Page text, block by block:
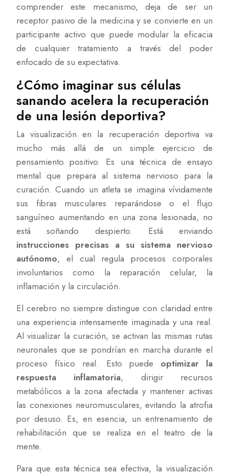
comprender este mecanismo, deja de ser un
receptor pasivo de la medicina y se convierte en un
participante activo que puede modular la eficacia
de cualquier tratamiento a través del poder
enfocado de su expectativa.
¿Cómo imaginar sus células
sanando acelera la recuperación
de una lesión deportiva?
La visualización en la recuperación deportiva va
mucho más allá de un simple ejercicio de
pensamiento positivo. Es una técnica de ensayo
mental que prepara al sistema nervioso para la
curación. Cuando un atleta se imagina vívidamente
sus fibras musculares reparándose o el flujo
sanguíneo aumentando en una zona lesionada, no
está soñando despierto. Está enviando
instrucciones precisas a su sistema nervioso
autónomo, el cual regula procesos corporales
involuntarios como la reparación celular, la
inflamación y la circulación.
El cerebro no siempre distingue con claridad entre
una experiencia intensamente imaginada y una real.
Al visualizar la curación, se activan las mismas rutas
neuronales que se pondrían en marcha durante el
proceso físico real. Esto puede optimizar la
respuesta inflamatoria, dirigir recursos
metabólicos a la zona afectada y mantener activas
las conexiones neuromusculares, evitando la atrofia
por desuso. Es, en esencia, un entrenamiento de
rehabilitación que se realiza en el teatro de la
mente.
Para que esta técnica sea efectiva, la visualización